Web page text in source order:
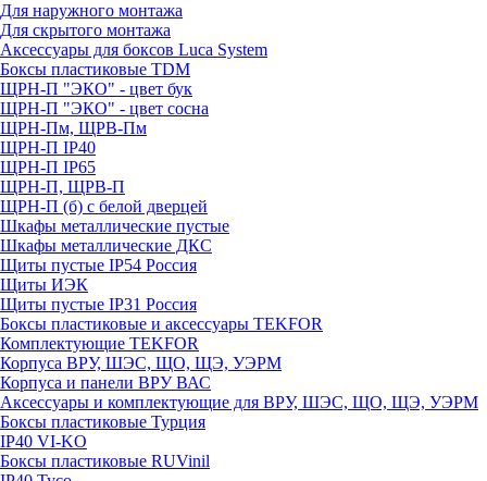
Для наружного монтажа
Для скрытого монтажа
Аксессуары для боксов Luca System
Боксы пластиковые TDM
ЩРН-П "ЭКО" - цвет бук
ЩРН-П "ЭКО" - цвет сосна
ЩРН-Пм, ЩРВ-Пм
ЩРН-П IP40
ЩРН-П IP65
ЩРН-П, ЩРВ-П
ЩРН-П (б) с белой дверцей
Шкафы металлические пустые
Шкафы металлические ДКС
Щиты пустые IP54 Россия
Щиты ИЭК
Щиты пустые IP31 Россия
Боксы пластиковые и аксессуары TEKFOR
Комплектующие TEKFOR
Корпуса ВРУ, ШЭС, ЩО, ЩЭ, УЭРМ
Корпуса и панели ВРУ ВАС
Аксессуары и комплектующие для ВРУ, ШЭС, ЩО, ЩЭ, УЭРМ
Боксы пластиковые Турция
IP40 VI-KO
Боксы пластиковые RUVinil